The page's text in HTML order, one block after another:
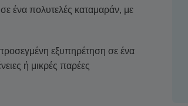
ένα πολυτελές καταμαράν, με
εξυπηρέτηση σε ένα
ή μικρές παρέες